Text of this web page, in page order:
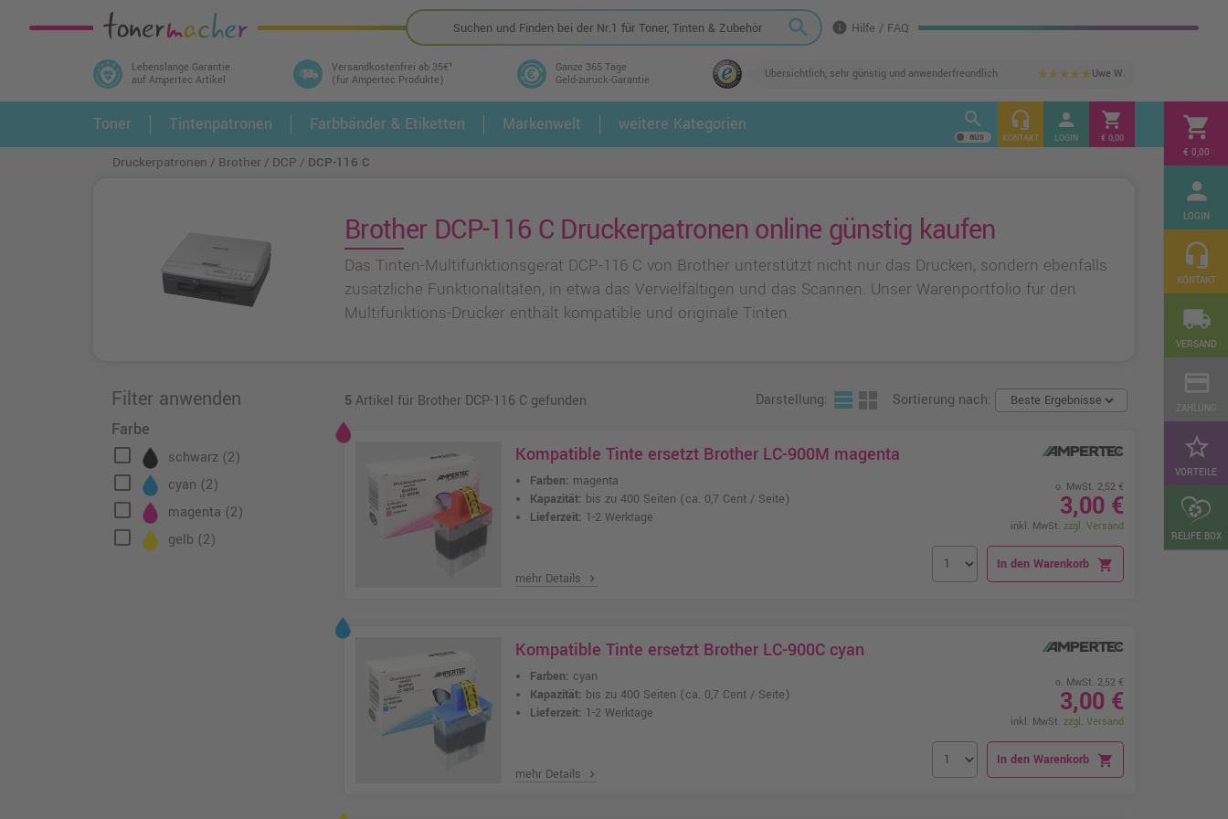
search info Hilfe / FAQ
Lebenslange Garantie
auf Ampertec Artikel
Versandkostenfrei ab 35€¹
(für Ampertec Produkte)
Ganze 365 Tage
Geld-zurück-Garantie
Übersichtlich, sehr günstig und anwenderfreundlich star star star star star Uwe W.
shopping_cart
€ 0,00
person
LOGIN
headset_mic
KONTAKT
local_shipping
VERSAND
star_border
VORTEILE
RELIFE BOX
In 3 einfachen Schritten ihr Druckermodell
und alle dazu passenden Artikel finden ➤ 1. 2.
Toner Tintenpatronen Farbbänder & Etiketten Markenwelt weitere Kategorien search headset_mic
KONTAKT
person
LOGIN
shopping_cart
€ 0,00
Druckerpatronen Brother DCP DCP-116 C
Brother DCP-116 C Druckerpatronen online günstig kaufen
Das Tinten-Multifunktionsgerät DCP-116 C von Brother unterstützt nicht nur das Drucken, sondern ebenfalls
zusätzliche Funktionalitäten, in etwa das Vervielfältigen und das Scannen. Unser Warenportfolio für den
Multifunktions-Drucker enthält kompatible und originale Tinten.
Filter anwenden
Farbe
check_box_outline_blank schwarz (2)
check_box_outline_blank cyan (2)
check_box_outline_blank magenta (2)
check_box_outline_blank gelb (2)
5Artikel für Brother DCP-116 C gefunden Darstellung: Sortierung nach:
Kompatible Tinte ersetzt Brother LC-900M magenta
Farben: magenta
Kapazität: bis zu 400 Seiten (ca. 0,7 Cent / Seite)
Lieferzeit: 1-2 Werktage
mehr Details chevron_right
o. MwSt. 2,52 €
3,00 €
inkl. MwSt. zzgl. Versand
In den Warenkorb shopping_cart
Kompatible Tinte ersetzt Brother LC-900C cyan
Farben: cyan
Kapazität: bis zu 400 Seiten (ca. 0,7 Cent / Seite)
Lieferzeit: 1-2 Werktage
mehr Details chevron_right
o. MwSt. 2,52 €
3,00 €
inkl. MwSt. zzgl. Versand
In den Warenkorb shopping_cart